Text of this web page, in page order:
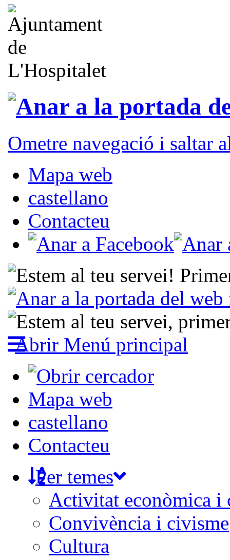
Ometre navegació i saltar
Mapa web
castellano
Contacteu
Abrir Menú principal
Mapa web
castellano
Contacteu
Per temes
Activitat econòmica i
Convivència i civisme
Cultura